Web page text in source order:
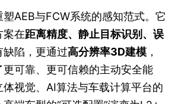
AEB与FCW系统的感知范式。它
案在距离精度、静止目标识别、误
陷，更通过高分辨率3D建模 ，
可靠、更可信赖的主动安全能
视觉、AI算法与车载计算平台的